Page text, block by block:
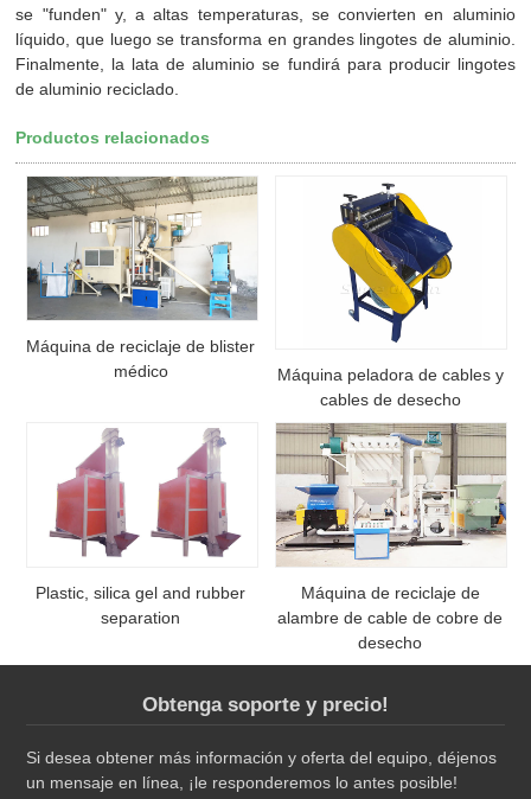
se "funden" y, a altas temperaturas, se convierten en aluminio
líquido, que luego se transforma en grandes lingotes de aluminio.
Finalmente, la lata de aluminio se fundirá para producir lingotes
de aluminio reciclado.
Productos relacionados
Máquina de reciclaje de blister
médico
Máquina peladora de cables y
cables de desecho
Plastic, silica gel and rubber
separation
Máquina de reciclaje de
alambre de cable de cobre de
desecho
Obtenga soporte y precio!
Si desea obtener más información y oferta del equipo, déjenos
un mensaje en línea, ¡le responderemos lo antes posible!